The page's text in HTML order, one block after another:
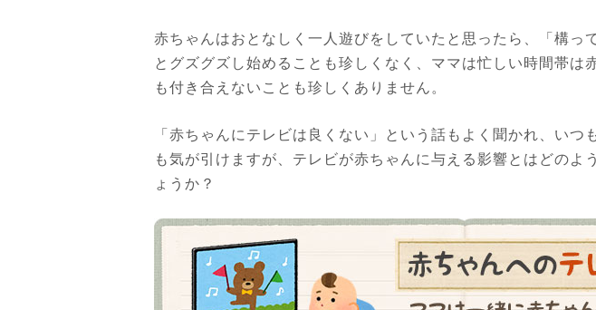
赤ちゃんはおとなしく一人遊びをしていたと思ったら、「構っ
とグズグズし始めることも珍しくなく、ママは忙しい時間帯は
も付き合えないことも珍しくありません。
「赤ちゃんにテレビは良くない」という話もよく聞かれ、いつ
も気が引けますが、テレビが赤ちゃんに与える影響とはどのよ
ょうか？